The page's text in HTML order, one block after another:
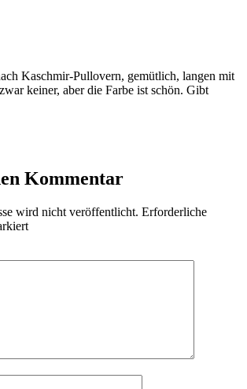
Kaschmir-Pullovern, gemütlich, langen mit
keiner, aber die Farbe ist schön. Gibt
Kommentar
wird nicht veröffentlicht. Erforderliche